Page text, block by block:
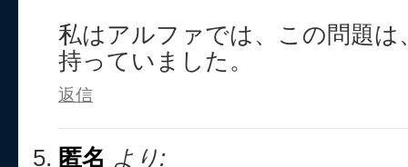
私はアルファでは、この問題
持っていました。
返信
匿名 より: